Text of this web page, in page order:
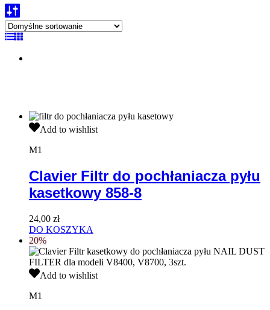
Clavier
do
pyłu
kasetkowy
858-
8
Add to wishlist
M1
Clavier Filtr do pochłaniacza pyłu
kasetkowy 858-8
24,00 zł
DO KOSZYKA
20%
Clavier
kasetkowy
Add to wishlist
M1